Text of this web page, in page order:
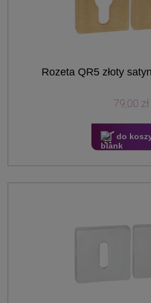
Rozeta QR5 złoty
79,00 zł
do